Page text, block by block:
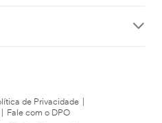
de Privacidade
Fale com o DPO